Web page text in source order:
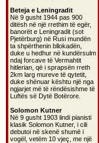
Beteja e Leningradit
Në 9 gusht 1944 pas 900
ditësh në një rrethim të egër,
banorët e Leningradit (sot
Pjetërburg) në Rusi mundën
ta shpërthenin bllokadën,
duke u hedhur në kundërsulm
ndaj forcave të Vermahtit
hitlerian, që i sprapsën rreth
2km larg mureve të qytetit,
duke shënuar kështu një nga
ngjarjet më të rëndësishme të
Luftës së Dytë Botërore.
Solomon Kutner
Në 9 gusht 1903 lindi pianisti
klasik Solomon Kutner, i cili
debutoi në skenë shumë i
vogël, vetëm 10 vjeç, me një